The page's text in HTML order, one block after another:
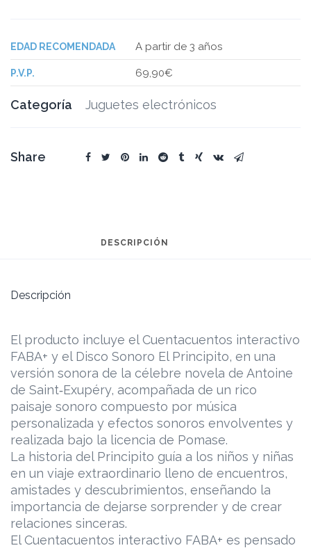
EDAD RECOMENDADA A partir de 3 años
P.V.P. 69,90€
Categoría Juguetes electrónicos
Share
DESCRIPCIÓN
Descripción
El producto incluye el Cuentacuentos interactivo
FABA+ y el Disco Sonoro El Principito, en una
versión sonora de la célebre novela de Antoine
de Saint‑Exupéry, acompañada de un rico
paisaje sonoro compuesto por música
personalizada y efectos sonoros envolventes y
realizada bajo la licencia de Pomase.
La historia del Principito guía a los niños y niñas
en un viaje extraordinario lleno de encuentros,
amistades y descubrimientos, enseñando la
importancia de dejarse sorprender y de crear
relaciones sinceras.
El Cuentacuentos interactivo FABA+ es pensado